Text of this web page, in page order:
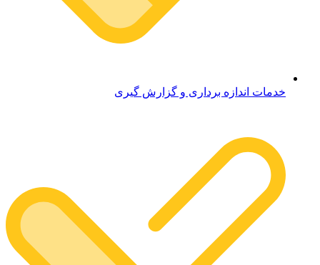
خدمات اندازه برداری و گزارش گیری